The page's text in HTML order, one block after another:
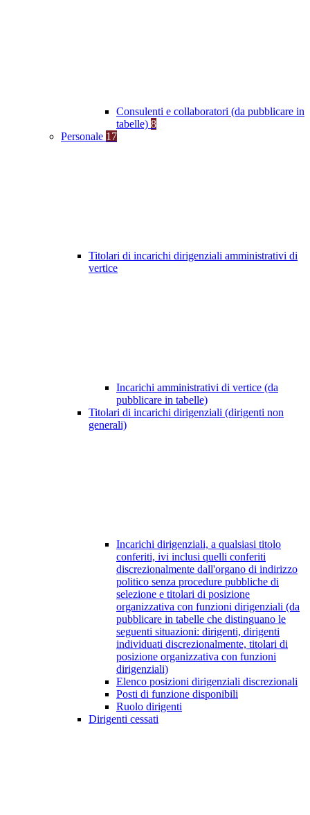
Consulenti e collaboratori (da pubblicare in
tabelle) 8
Personale 17
Titolari di incarichi dirigenziali amministrativi di
vertice
Incarichi amministrativi di vertice (da
pubblicare in tabelle)
Titolari di incarichi dirigenziali (dirigenti non
generali)
Incarichi dirigenziali, a qualsiasi titolo
conferiti, ivi inclusi quelli conferiti
discrezionalmente dall'organo di indirizzo
politico senza procedure pubbliche di
selezione e titolari di posizione
organizzativa con funzioni dirigenziali (da
pubblicare in tabelle che distinguano le
seguenti situazioni: dirigenti, dirigenti
individuati discrezionalmente, titolari di
posizione organizzativa con funzioni
dirigenziali)
Elenco posizioni dirigenziali discrezionali
Posti di funzione disponibili
Ruolo dirigenti
Dirigenti cessati